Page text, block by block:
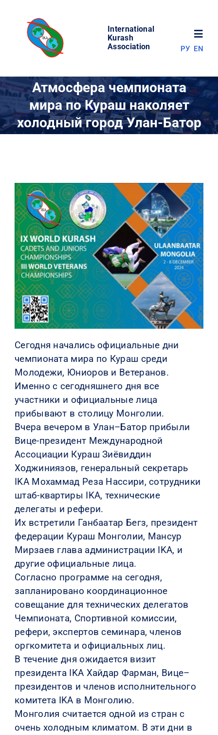
content
International
Kurash
Association
МИР КУРАША
РЕЗУЛЬТАТЫ
КОНТАКТЫ
РУ EN
Атмосфера чемпионата
мира по Кураш наколяет
холодный город Улан-Батор
Сегодня начались официальные дни
чемпионата мира по Кураш среди
Молодежи, Юниоров и Ветеранов.
Именно с сегодняшнего дня все
участники и официальные лица
прибывают в столицу Монголии.
Вчера вечером в Улан–Батор прибыли
Вице-президент Международной
Ассоциации Кураш Зиёвиддин
Ходжиниязов, генеральный секретарь
IKA Мохаммад Реза Нассири, сотрудники
штаб-квартиры IKA, технические
делегаты и рефери.
Их встретили Ганбаатар Бегз, президент
федерации Кураш Монголии, Мансур
Мирзаев глава администрации IKA, и
другие официальные лица.
Согласно программе на сегодня,
запланировано координационное
совещание для технических делегатов
Чемпионата, Спортивной комиссии,
рефери, экспертов семинара, членов
оргкомитета и официальных лиц.
В течение дня ожидается визит
президента IKA Хайдар Фарман, Вице–
президентов и членов исполнительного
комитета IKA в Монголию.
Монголия считается одной из стран с
очень холодным климатом. В эти дни в